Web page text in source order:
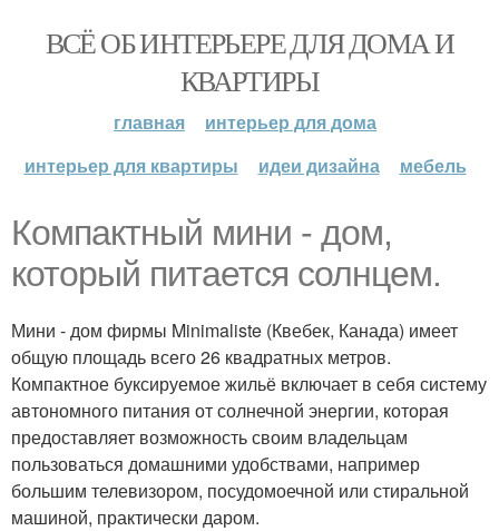
ВСЁ ОБ ИНТЕРЬЕРЕ ДЛЯ ДОМА И
КВАРТИРЫ
главная
интерьер для дома
интерьер для квартиры
идеи дизайна мебель
Компактный мини - дом,
который питается солнцем.
Мини - дом фирмы Minimaliste (Квебек, Канада) имеет
общую площадь всего 26 квадратных метров.
Компактное буксируемое жильё включает в себя систему
автономного питания от солнечной энергии, которая
предоставляет возможность своим владельцам
пользоваться домашними удобствами, например
большим телевизором, посудомоечной или стиральной
машиной, практически даром.